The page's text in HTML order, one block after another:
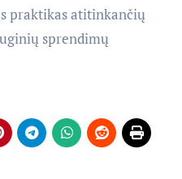
praktikas atitinkančių
sprendimų